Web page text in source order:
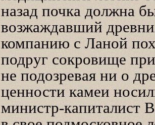
назад почка должна
возжаждавший
компанию с Ланой
подруг сокровище
не подозревая ни о
ценности камеи
министр-капиталист